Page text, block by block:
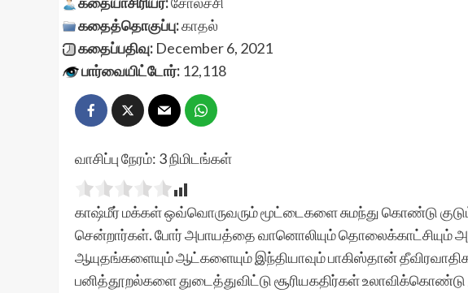
கதைத்தொகுப்பு:காதல்
கதைப்பதிவு: December 6, 2021
பார்வையிட்டோர்: 12,118
வாசிப்பு நேரம்: 3நிமிடங்கள்
காஷ்மீர் மக்கள் ஒவ்வொருவரும் மூட்டைகளை சுமந்து கொண்டு
சென்றார்கள். போர் அபாயத்தை வானொலியும் தொலைக்காட்சியும்
ஆயுதங்களையும் ஆட்களையும் இந்தியாவும் பாகிஸ்தான்
பனித்தூறல்களை துடைத்துவிட்டு சூரியகதிர்கள்